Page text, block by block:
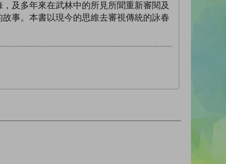
及多年來在武林中的所見所聞重新審閱及
事。本書以現今的思維去審視傳統的詠春